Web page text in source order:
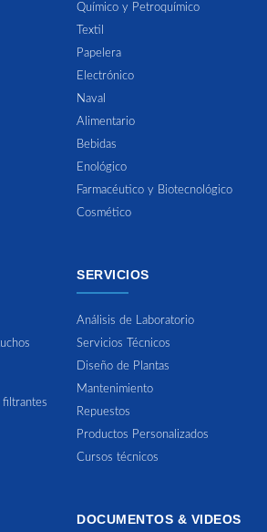
Químico y Petroquímico
Textil
Papelera
Electrónico
Naval
Alimentario
Bebidas
Enológico
Farmacéutico y Biotecnológico
Cosmético
filtrantes
SERVICIOS
Análisis de Laboratorio
Servicios Técnicos
Diseño de Plantas
Mantenimiento
Repuestos
Productos Personalizados
Cursos técnicos
DOCUMENTOS & VIDEOS